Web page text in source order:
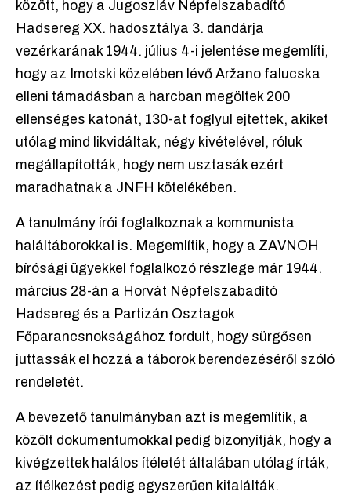
között, hogy a Jugoszláv Népfelszabadító
Hadsereg XX. hadosztálya 3. dandárja
vezérkarának 1944. július 4-i jelentése megemlíti,
hogy az Imotski közelében lévő Aržano falucska
elleni támadásban a harcban megöltek 200
ellenséges katonát, 130-at foglyul ejtettek, akiket
utólag mind likvidáltak, négy kivételével, róluk
megállapították, hogy nem usztasák ezért
maradhatnak a JNFH kötelékében.
A tanulmány írói foglalkoznak a kommunista
haláltáborokkal is. Megemlítik, hogy a ZAVNOH
bírósági ügyekkel foglalkozó részlege már 1944.
március 28-án a Horvát Népfelszabadító
Hadsereg és a Partizán Osztagok
Főparancsnokságához fordult, hogy sürgősen
juttassák el hozzá a táborok berendezéséről szóló
rendeletét.
A bevezető tanulmányban azt is megemlítik, a
közölt dokumentumokkal pedig bizonyítják, hogy a
kivégzettek halálos ítéletét általában utólag írták,
az ítélkezést pedig egyszerűen kitalálták.